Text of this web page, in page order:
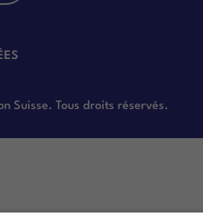
Suisse. Tous droits réservés.